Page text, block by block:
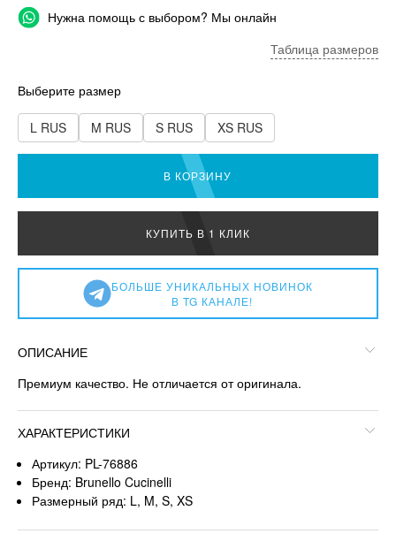
Нужна помощь с выбором? Мы онлайн
Таблица размеров
Выберите размер
L RUS M RUS S RUS XS RUS
В КОРЗИНУ
КУПИТЬ В 1 КЛИК
БОЛЬШЕ УНИКАЛЬНЫХ НОВИНОК
В TG КАНАЛЕ!
ОПИСАНИЕ
Премиум качество. Не отличается от оригинала.
ХАРАКТЕРИСТИКИ
Артикул: PL-76886
Бренд: Brunello Cucinelli
Размерный ряд: L, M, S, XS